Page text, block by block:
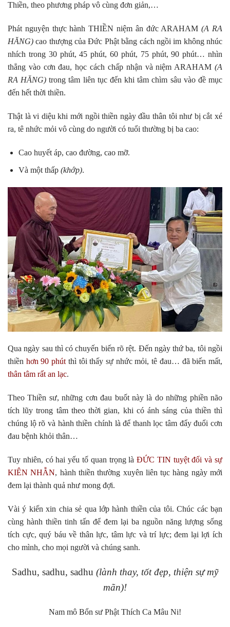
Thiền, theo phương pháp vô cùng đơn giản,…
Phát nguyện thực hành THIỀN niệm ân đức ARAHAM(A RA
HĂNG) cao thượng của Đức Phật bằng cách ngồi im không nhúc
nhích trong 30 phút, 45 phút, 60 phút, 75 phút, 90 phút… nhìn
thẳng vào cơn đau, học cách chấp nhận và niệm ARAHAM (A
RA HĂNG) trong tâm liên tục đến khi tâm chìm sâu vào đề mục
đến hết thời thiền.
Thật là vi diệu khi mới ngồi thiền ngày đầu thân tôi như bị cắt xé
ra, tê nhức mỏi vô cùng do người có tuổi thường bị ba cao:
Cao huyết áp, cao đường, cao mỡ.
Và một thấp (khớp).
Qua ngày sau thì có chuyến biến rõ rệt. Đến ngày thứ ba, tôi ngồi
thiền hơn 90 phút thì tôi thấy sự nhức mỏi, tê đau… đã biến mất,
thân tâm rất an lạc.
Theo Thiền sư, những cơn đau buốt này là do những phiền não
tích lũy trong tâm theo thời gian, khi có ánh sáng của thiền thì
chúng lộ rõ và hành thiền chính là để thanh lọc tâm đẩy đuổi cơn
đau bệnh khỏi thân…
Tuy nhiên, có hai yếu tố quan trọng làĐỨC TIN tuyệt đối và sự
KIÊN NHẪN, hành thiền thường xuyên liên tục hàng ngày mới
đem lại thành quả như mong đợi.
Vài ý kiến xin chia sẻ qua lớp hành thiền của tôi. Chúc các bạn
cùng hành thiền tinh tấn để đem lại ba nguồn năng lượng sống
tích cực, quý báu về thân lực, tâm lực và trí lực; đem lại lợi ích
cho mình, cho mọi người và chúng sanh.
Sadhu, sadhu, sadhu (lành thay, tốt đẹp, thiện sự mỹ
mãn)!
Nam mô Bổn sư Phật Thích Ca Mâu Ni!